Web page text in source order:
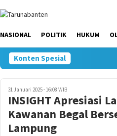
NASIONAL POLITIK HUKUM
Konten Spesial
31 Januari 2025 - 16:08 WIB
INSIGHT Apresiasi
Kawanan Begal
Lampung